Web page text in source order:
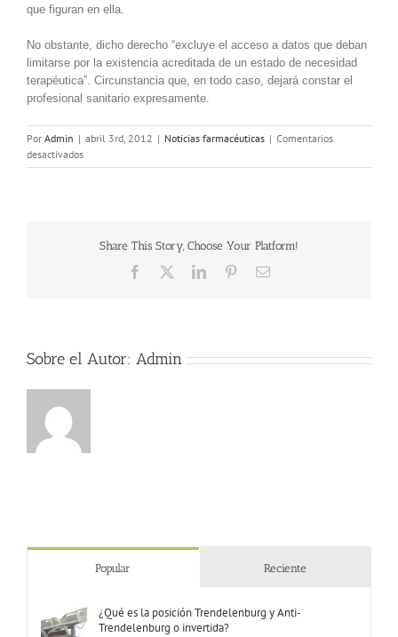
que figuran en ella.
No obstante, dicho derecho “excluye el acceso a datos que deban
limitarse por la existencia acreditada de un estado de necesidad
terapéutica”. Circunstancia que, en todo caso, dejará constar el
profesional sanitario expresamente.
Por Admin | abril 3rd, 2012 | Noticias farmacéuticas | Comentarios
desactivadosen
Los
historial
Share This Story, Choose Your Platform!
Facebook LinkedInPinterestCorreo
Sobre el Autor: Admin
Popular Reciente
¿Qué es la posición Trendelenburg y Anti-
Trendelenburg o invertida?